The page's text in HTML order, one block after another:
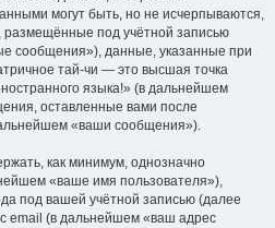
могут быть, но не исчерпываются,
под учётной записью
сообщения»), данные, указанные при
тай-чи — это высшая точка
языка!» (в дальнейшем
оставленные вами после
«ваши сообщения»).
как минимум, однозначно
«ваше имя пользователя»),
под вашей учётной записью (далее
email (в дальнейшем «ваш адрес